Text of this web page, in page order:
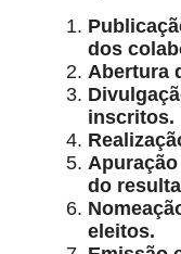
dos
Abertura
inscritos.
do
eleitos.